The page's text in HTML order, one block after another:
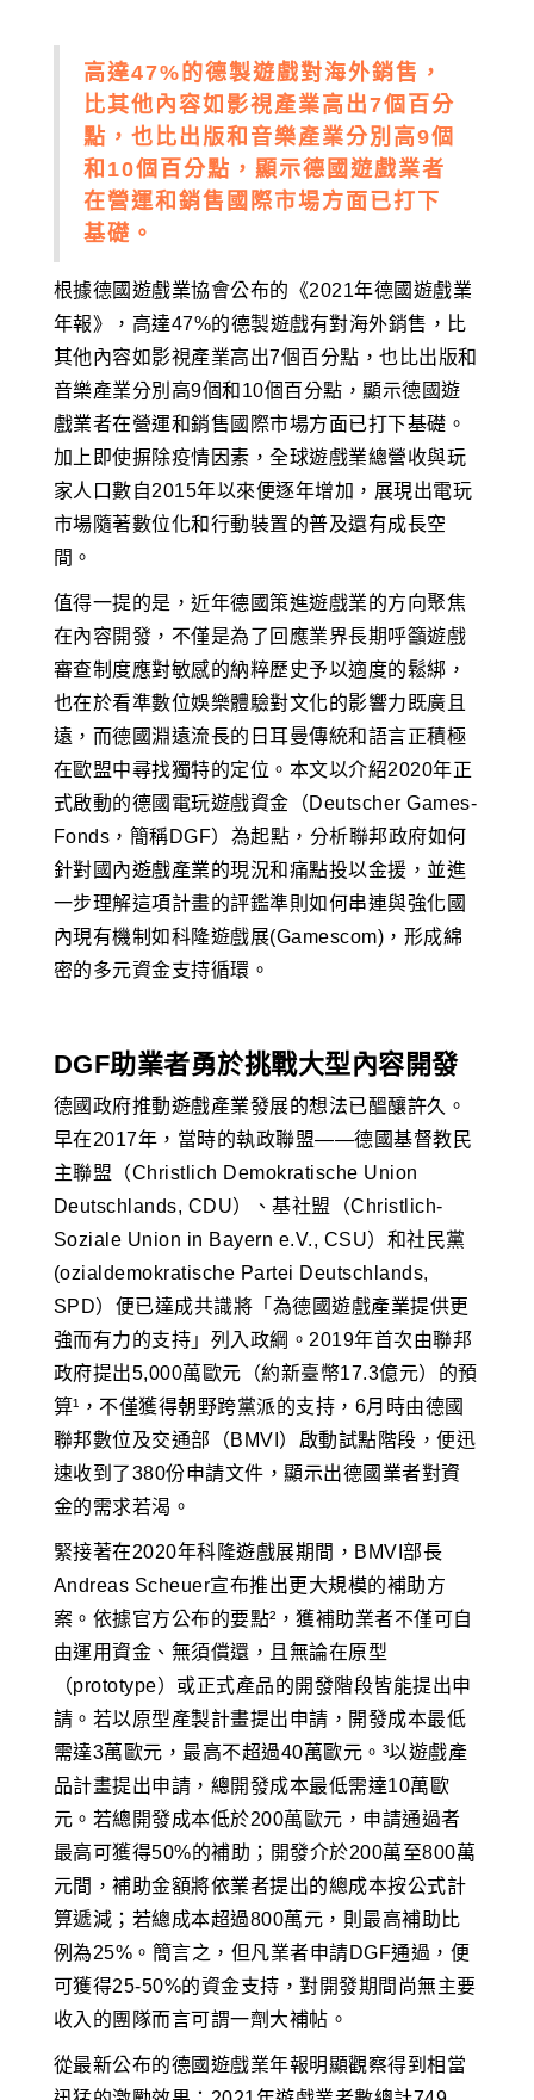
高達47%的德製遊戲對海外銷售，
比其他內容如影視產業高出7個百分
點，也比出版和音樂產業分別高9個
和10個百分點，顯示德國遊戲業者
在營運和銷售國際市場方面已打下
基礎。
根據德國遊戲業協會公布的《2021年德國遊戲業
年報》，高達47%的德製遊戲有對海外銷售，比
其他內容如影視產業高出7個百分點，也比出版和
音樂產業分別高9個和10個百分點，顯示德國遊
戲業者在營運和銷售國際市場方面已打下基礎。
加上即使摒除疫情因素，全球遊戲業總營收與玩
家人口數自2015年以來便逐年增加，展現出電玩
市場隨著數位化和行動裝置的普及還有成長空
間。
值得一提的是，近年德國策進遊戲業的方向聚焦
在內容開發，不僅是為了回應業界長期呼籲遊戲
審查制度應對敏感的納粹歷史予以適度的鬆綁，
也在於看準數位娛樂體驗對文化的影響力既廣且
遠，而德國淵遠流長的日耳曼傳統和語言正積極
在歐盟中尋找獨特的定位。本文以介紹2020年正
式啟動的德國電玩遊戲資金（Deutscher Games-
Fonds，簡稱DGF）為起點，分析聯邦政府如何
針對國內遊戲產業的現況和痛點投以金援，並進
一步理解這項計畫的評鑑準則如何串連與強化國
內現有機制如科隆遊戲展(Gamescom)，形成綿
密的多元資金支持循環。
DGF助業者勇於挑戰大型內容開發
德國政府推動遊戲產業發展的想法已醞釀許久。
早在2017年，當時的執政聯盟——德國基督教民
主聯盟（Christlich Demokratische Union
Deutschlands, CDU）、基社盟（Christlich-
Soziale Union in Bayern e.V., CSU）和社民黨
(ozialdemokratische Partei Deutschlands,
SPD）便已達成共識將「為德國遊戲產業提供更
強而有力的支持」列入政綱。2019年首次由聯邦
政府提出5,000萬歐元（約新臺幣17.3億元）的預
算¹，不僅獲得朝野跨黨派的支持，6月時由德國
聯邦數位及交通部（BMVI）啟動試點階段，便迅
速收到了380份申請文件，顯示出德國業者對資
金的需求若渴。
緊接著在2020年科隆遊戲展期間，BMVI部長
Andreas Scheuer宣布推出更大規模的補助方
案。依據官方公布的要點²，獲補助業者不僅可自
由運用資金、無須償還，且無論在原型
（prototype）或正式產品的開發階段皆能提出申
請。若以原型產製計畫提出申請，開發成本最低
需達3萬歐元，最高不超過40萬歐元。³以遊戲產
品計畫提出申請，總開發成本最低需達10萬歐
元。若總開發成本低於200萬歐元，申請通過者
最高可獲得50%的補助；開發介於200萬至800萬
元間，補助金額將依業者提出的總成本按公式計
算遞減；若總成本超過800萬元，則最高補助比
例為25%。簡言之，但凡業者申請DGF通過，便
可獲得25-50%的資金支持，對開發期間尚無主要
收入的團隊而言可謂一劑大補帖。
從最新公布的德國遊戲業年報明顯觀察得到相當